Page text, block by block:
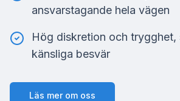
ansvarstagande hela vägen
Hög diskretion och trygghet,
känsliga besvär
Läs mer om oss